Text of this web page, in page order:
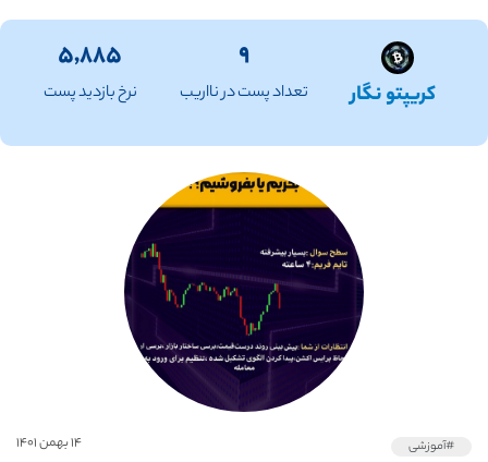
کریپتو نگار
۹
تعداد پست در نااریب
۵,۸۸۵
نرخ بازدید پست
#آموزشی ۱۴ بهمن ۱۴۰۱